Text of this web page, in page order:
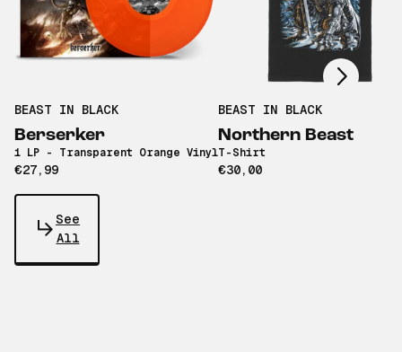
BEAST IN BLACK
Berserker
1 LP - Transparent Orange Vinyl
€27,99
BEAST IN BLACK
Northern Beast
T-Shirt
€30,00
Scroll right
See
All